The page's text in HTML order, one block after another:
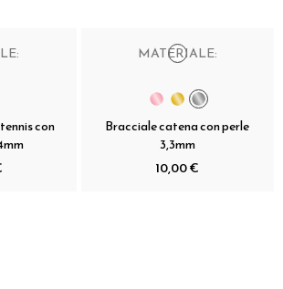
con
MATERIALE:
Bracciale catena con perle
3,3mm
10,00 €